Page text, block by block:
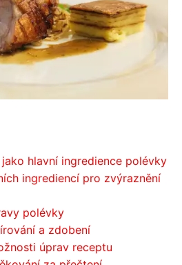
hlavní ingredience polévky
ingrediencí pro zvýraznění
polévky
a zdobení
úprav receptu